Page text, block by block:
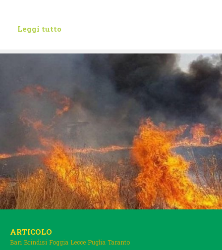
Leggi tutto
ARTICOLO
Bari Brindisi Foggia Lecce Puglia Taranto